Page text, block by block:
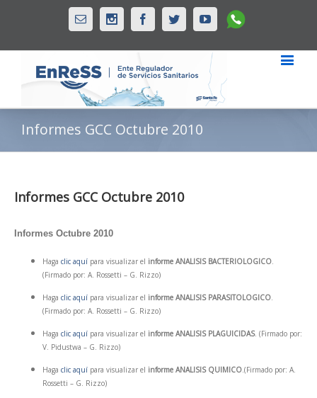
Email InstagramFacebookTwitterYoutubeWhatsapp
Informes GCC Octubre 2010
Informes GCC Octubre 2010
Informes Octubre 2010
Haga clic aquí para visualizar el informe ANALISIS BACTERIOLOGICO
(Firmado por: A. Rossetti – G. Rizzo)
Haga clic aquí para visualizar el informe ANALISIS PARASITOLOGICO
(Firmado por: A. Rossetti – G. Rizzo)
Haga clic aquí para visualizar el informe ANALISIS PLAGUICIDAS. (Firmado por:
V. Pidustwa – G. Rizzo)
Haga clic aquí para visualizar el informe ANALISIS QUIMICO .(Firmado por: A.
Rossetti – G. Rizzo)